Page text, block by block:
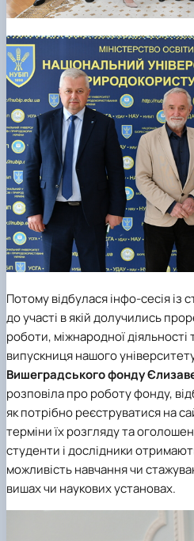
Потому відбулася інфо-сесія із
до участі в якій долучились
роботи, міжнародної діяльності
випускниця нашого
Вишеградського фонду
розповіла про роботу фонду,
як потрібно реєструватися на
терміни їх розгляду та
студенти і дослідники
можливість навчання чи
вишах чи наукових установах.